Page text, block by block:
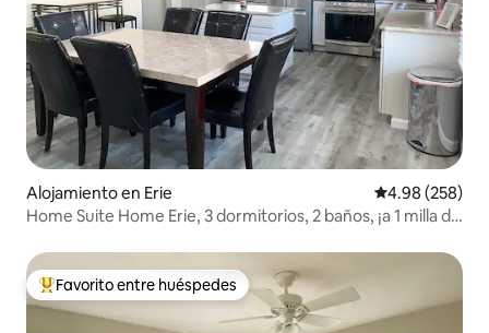
Alojamiento en Erie Calificación
4.98 (258)
Home Suite Home Erie, 3 dormitorios, 2 baños, ¡a 1 milla de
Favorito entre huéspedes preferido
Favorito entre huéspedes